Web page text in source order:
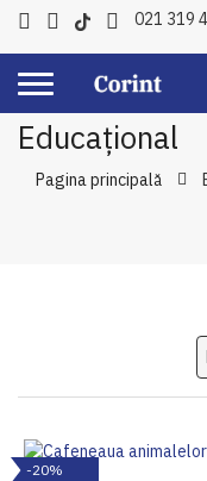
021 319
Educațional
Pagina principală
-20%